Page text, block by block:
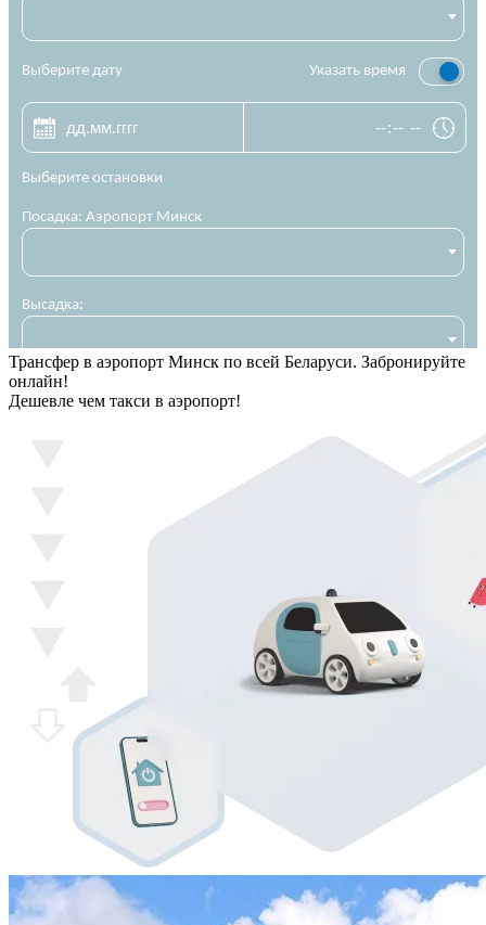
Трансфер в аэропорт Минск по всей Беларуси. Забронируйте
онлайн!
Дешевле чем такси в аэропорт!